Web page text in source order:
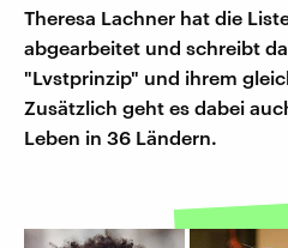
Theresa Lachner hat die
abgearbeitet und schreibt
"Lvstprinzip" und ihrem
Zusätzlich geht es dabei
Leben in 36 Ländern.